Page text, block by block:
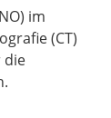
im
(CT)
die